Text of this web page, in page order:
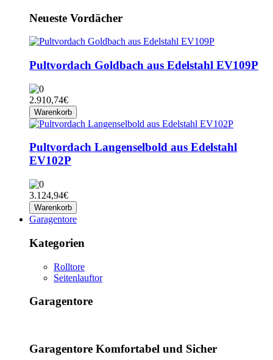
Neueste Vordächer
Pultvordach Goldbach aus Edelstahl EV109P
2.910,74€
Warenkorb
Pultvordach Langenselbold aus Edelstahl
EV102P
3.124,94€
Warenkorb
Garagentore
Kategorien
Rolltore
Seitenlauftor
Garagentore
Garagentore Komfortabel und Sicher